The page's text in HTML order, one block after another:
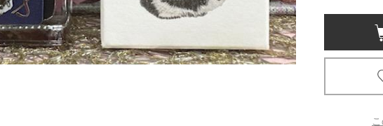
書店
書店